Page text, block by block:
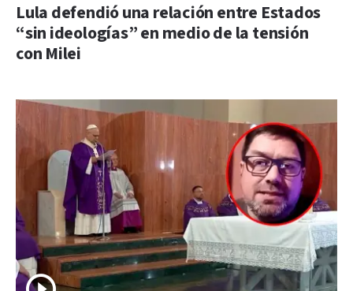
Lula defendió una relación entre Estados
“sin ideologías” en medio de la tensión
con Milei